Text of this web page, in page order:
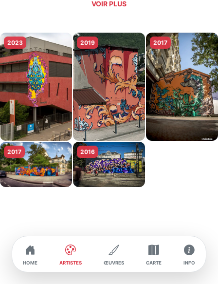
HOME ARTISTES ŒUVRES CARTE INFO
avec ses rues et ses murs, a été son terrain de jeu
artistique depuis ses débuts, où il a participé à de
nombreux événements street art, notamment le
Street art fest Grenoble Alpes.
Son style artistique se caractérise par des
créations dynamiques et colorées qui fusionnent
avec le graffiti traditionnel. Danay joue avec les
couleurs vives et les perspectives saisissantes
pour créer des œuvres qui respirent la vitalité et
l'énergie urbaine.
VOIR PLUS
2023 2019 2017
2017 2016